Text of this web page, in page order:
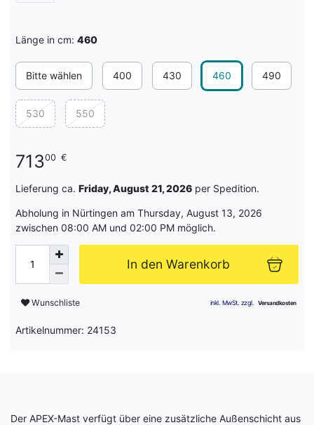
Länge in cm: 460
Bitte wählen 400 430 460 490
530 550
71300 €
Lieferung ca. Friday, August 21, 2026 per Spedition.
Abholung in Nürtingen am Thursday, August 13, 2026
zwischen 08:00 AM und 02:00 PM möglich.
In den Warenkorb
Wunschliste
Artikelnummer: 24153
Der APEX-Mast verfügt über eine zusätzliche Außenschicht aus